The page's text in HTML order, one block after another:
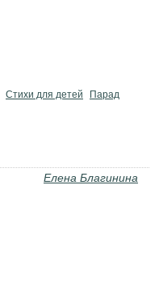
Стихи для детей
Парад
Елена Благинина